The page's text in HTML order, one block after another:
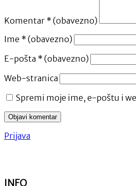
Komentar * (obavezno)
Ime * (obavezno)
E-pošta * (obavezno)
Web-stranica
Spremi moje ime, e-poštu i
Prijava
INFO